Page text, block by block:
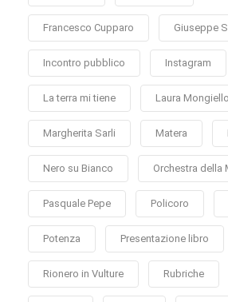
Francesco Cupparo Giuseppe
Incontro pubblico Instagram
La terra mi tiene Laura Mongiello
Margherita Sarli Matera
Nero su Bianco Orchestra della
Pasquale Pepe Policoro
Potenza Presentazione libro
Rionero in Vulture Rubriche